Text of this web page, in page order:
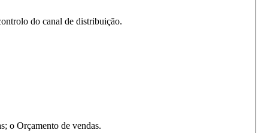
do canal de distribuição.
o Orçamento de vendas.